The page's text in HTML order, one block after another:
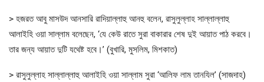
> হজরত আবু মাসউদ আনসারি রাদিয়াল্লাহু আনহু বলেন, রাসুলুল্লাহ সাল্লাল্লাহু
আলাইহি ওয়া সাল্লাম বলেছেন, ‘যে কেউ রাতে সুরা বাকারার শেষ দুই আয়াত পাঠ করবে।
তার জন্য আয়াত দুটি যথেষ্ট হবে।’ (বুখারি, মুসলিম, মিশকাত)
> রাসুলুল্লাহ সাল্লাল্লাহু আলাইহি ওয়া সাল্লাম সুরা ‘আলিফ লাম তানযিল’ (সাজদাহ)